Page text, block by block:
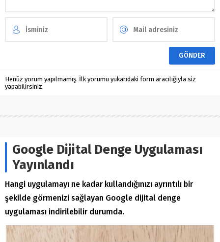
Henüz yorum yapılmamış. İlk yorumu yukarıdaki form aracılığıyla siz
yapabilirsiniz.
Google Dijital Denge Uygulaması
Yayınlandı
Hangi uygulamayı ne kadar kullandığınızı ayrıntılı bir
şekilde görmenizi sağlayan Google dijital denge
uygulaması indirilebilir durumda.